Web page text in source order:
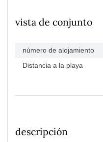
vista de conjunto
número de alojamiento
Distancia a la playa
descripción